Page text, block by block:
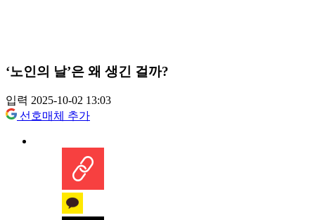
‘노인의 날’은 왜 생긴 걸까?
입력 2025-10-02 13:03
선호매체 추가